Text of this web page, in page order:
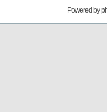
Powered by